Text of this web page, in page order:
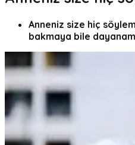
Anneniz size hiç
bakmaya bile